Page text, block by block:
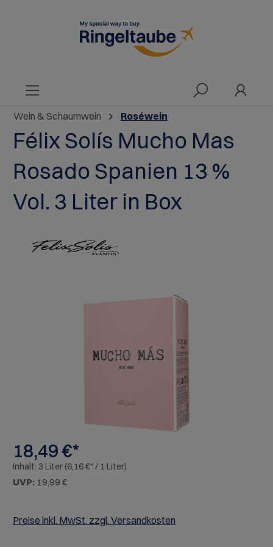
Wein & Schaumwein Roséwein
Félix Solís Mucho Mas
Rosado Spanien 13 %
Vol. 3 Liter in Box
Bildergalerie überspringen
18,49 €*
Inhalt: 3 Liter (6,16 €* / 1 Liter)
UVP: 19,99 €
Preise inkl. MwSt. zzgl. Versandkosten